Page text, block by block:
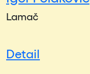
Lamač
Detail